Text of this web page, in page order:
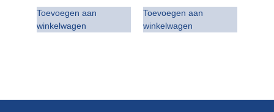
Toevoegen aan
winkelwagen
Toevoegen aan
winkelwagen